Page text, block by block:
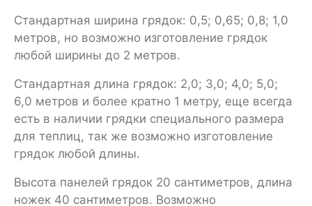
Стандартная ширина грядок: 0,5; 0,65; 0,8; 1,0
метров, но возможно изготовление грядок
любой ширины до 2 метров.
Стандартная длина грядок: 2,0; 3,0; 4,0; 5,0;
6,0 метров и более кратно 1 метру, еще всегда
есть в наличии грядки специального размера
для теплиц, так же возможно изготовление
грядок любой длины.
Высота панелей грядок 20 сантиметров, длина
ножек 40 сантиметров. Возможно